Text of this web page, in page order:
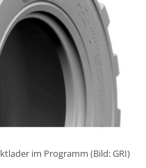
im Programm (Bild: GRI)